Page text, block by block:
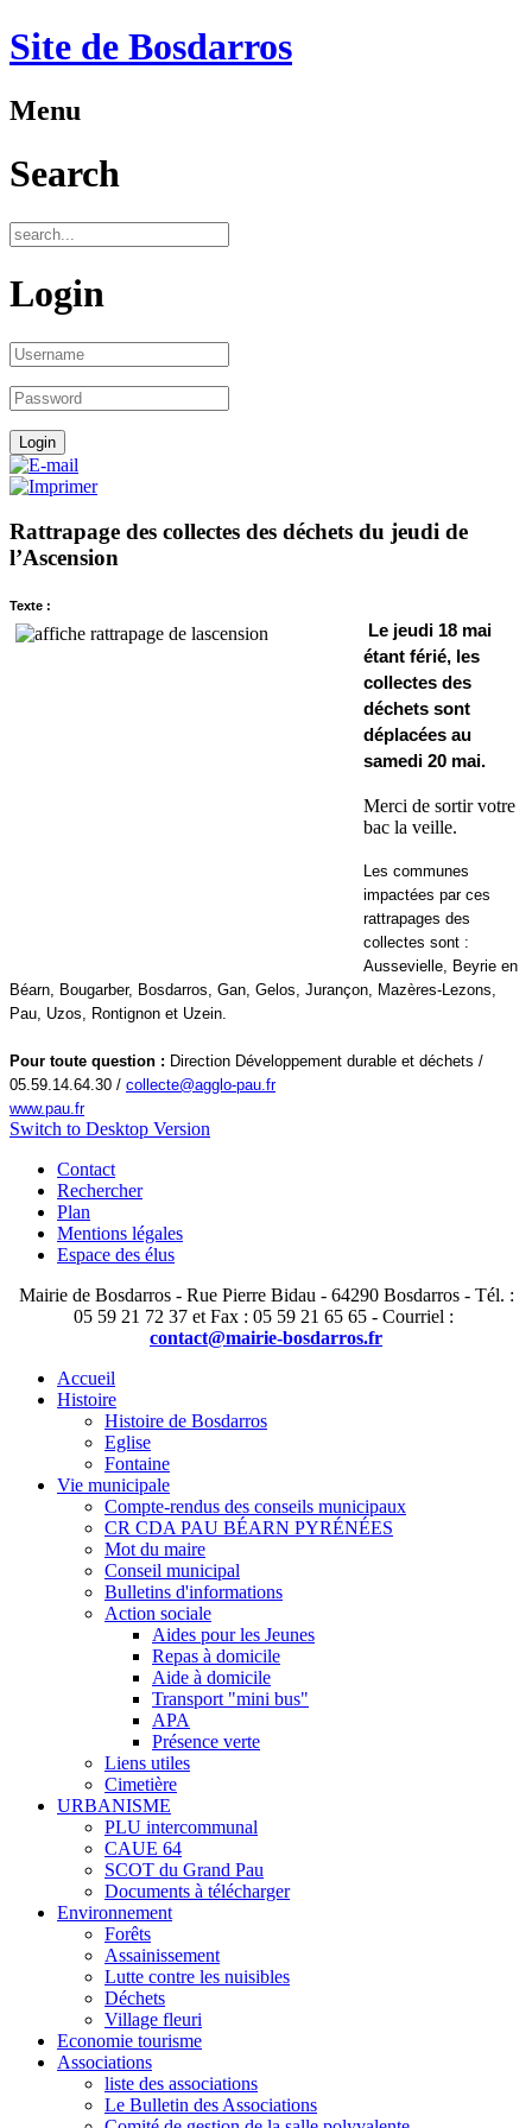
Site de Bosdarros
Menu
Search
Login
Rattrapage des collectes des déchets du jeudi de
l’Ascension
Texte :
Le jeudi 18 mai
étant férié, les
collectes des
déchets sont
déplacées au
samedi 20 mai.
Merci de sortir votre
bac la veille.
Les communes
impactées par ces
rattrapages des
collectes sont :
Aussevielle, Beyrie en
Béarn, Bougarber, Bosdarros, Gan, Gelos, Jurançon, Mazères-Lezons,
Pau, Uzos, Rontignon et Uzein.
Pour toute question : Direction Développement durable et déchets /
05.59.14.64.30 / collecte@agglo-pau.fr
www.pau.fr
Switch to Desktop Version
Contact
Rechercher
Plan
Mentions légales
Espace des élus
Mairie de Bosdarros - Rue Pierre Bidau - 64290 Bosdarros - Tél. :
05 59 21 72 37 et Fax : 05 59 21 65 65 - Courriel :
contact@mairie-bosdarros.fr
Accueil
Histoire
Histoire de Bosdarros
Eglise
Fontaine
Vie municipale
Compte-rendus des conseils municipaux
CR CDA PAU BÉARN PYRÉNÉES
Mot du maire
Conseil municipal
Bulletins d'informations
Action sociale
Aides pour les Jeunes
Repas à domicile
Aide à domicile
Transport "mini bus"
APA
Présence verte
Liens utiles
Cimetière
URBANISME
PLU intercommunal
CAUE 64
SCOT du Grand Pau
Documents à télécharger
Environnement
Forêts
Assainissement
Lutte contre les nuisibles
Déchets
Village fleuri
Economie tourisme
Associations
liste des associations
Le Bulletin des Associations